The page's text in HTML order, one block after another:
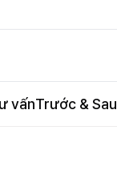
vấnTrước & Sau